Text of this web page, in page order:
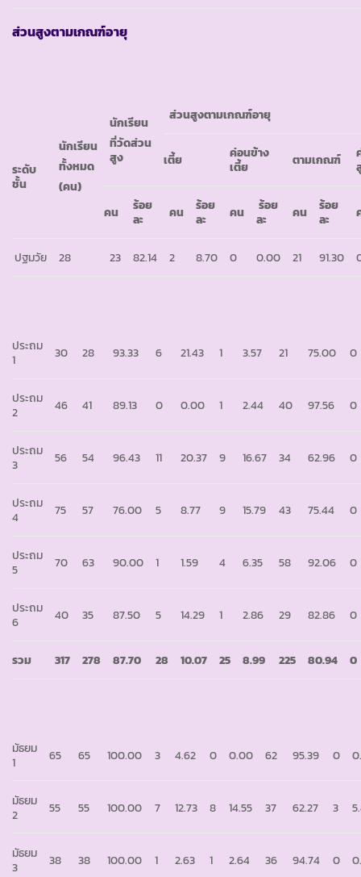
ส่วนสูงตามเกณฑ์อายุ
ระดับ
ชั้น
นักเรียน
ทั้งหมด
(คน)
นักเรียน
ที่วัดส่วน
สูง
ส่วนสูงตามเกณฑ์อายุ
เตี้ย
ค่อนข้าง
เตี้ย
ตามเกณฑ์
คน
ร้อย
ละ
คน
ร้อย
ละ
คน
ร้อย
ละ
คน
ร้อย
ละ
ปฐมวัย 28 23 82.14 2 8.70 0 0.00 21 91.30
ประถม
1
30 28 93.33 6 21.43 1 3.57 21 75.00 0
ประถม
2
46 41 89.13 0 0.00 1 2.44 40 97.56 0
ประถม
3
56 54 96.43 11 20.37 9 16.67 34 62.96 0
ประถม
4
75 57 76.00 5 8.77 9 15.79 43 75.44 0
ประถม
5
70 63 90.00 1 1.59 4 6.35 58 92.06 0
ประถม
6
40 35 87.50 5 14.29 1 2.86 29 82.86 0
รวม 317 278 87.70 28 10.07 25 8.99 225 80.94 0
มัธยม
1
65 65 100.00 3 4.62 0 0.00 62 95.39 0
มัธยม
2
55 55 100.00 7 12.73 8 14.55 37 62.27 3
มัธยม
3
38 38 100.00 1 2.63 1 2.64 36 94.74 0